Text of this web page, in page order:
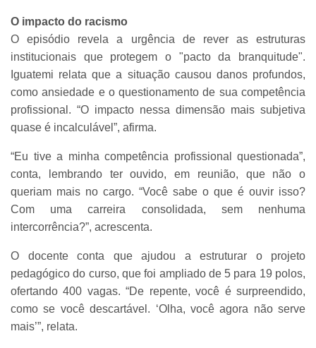
O impacto do racismo
O episódio revela a urgência de rever as estruturas
institucionais que protegem o "pacto da branquitude".
Iguatemi relata que a situação causou danos profundos,
como ansiedade e o questionamento de sua competência
profissional. “O impacto nessa dimensão mais subjetiva
quase é incalculável”, afirma.
“Eu tive a minha competência profissional questionada”,
conta, lembrando ter ouvido, em reunião, que não o
queriam mais no cargo. “Você sabe o que é ouvir isso?
Com uma carreira consolidada, sem nenhuma
intercorrência?”, acrescenta.
O docente conta que ajudou a estruturar o projeto
pedagógico do curso, que foi ampliado de 5 para 19 polos,
ofertando 400 vagas. “De repente, você é surpreendido,
como se você descartável. ‘Olha, você agora não serve
mais’”, relata.